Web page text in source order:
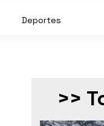
Deportes
>>